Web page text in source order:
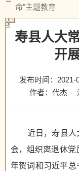
命”主题教育
寿县人大
开
发布时间：2021-
作者：代杰
近日，寿县人大
会，组织离退休
年贺词和习近平总